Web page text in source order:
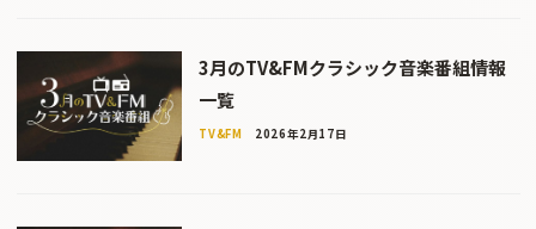
3月のTV&FMクラシック音楽番組情報
一覧
TV&FM 2026年2月17日